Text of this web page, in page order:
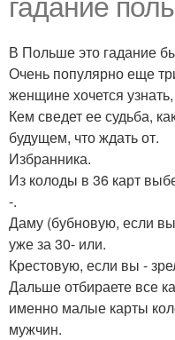
гадание
В Польше это гадание
Очень популярно еще
женщине хочется узнать,
Кем сведет ее судьба,
будущем, что ждать от.
Избранника.
Из колоды в 36 карт
-.
Даму (бубновую, если
уже за 30- или.
Крестовую, если вы -
Дальше отбираете все
именно малые карты
мужчин.